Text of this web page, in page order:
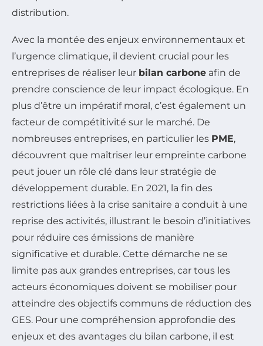
distribution.
Avec la montée des enjeux environnementaux et
l’urgence climatique, il devient crucial pour les
entreprises de réaliser leur bilan carbone afin de
prendre conscience de leur impact écologique. En
plus d’être un impératif moral, c’est également un
facteur de compétitivité sur le marché. De
nombreuses entreprises, en particulier les PME,
découvrent que maîtriser leur empreinte carbone
peut jouer un rôle clé dans leur stratégie de
développement durable. En 2021, la fin des
restrictions liées à la crise sanitaire a conduit à une
reprise des activités, illustrant le besoin d’initiatives
pour réduire ces émissions de manière
significative et durable. Cette démarche ne se
limite pas aux grandes entreprises, car tous les
acteurs économiques doivent se mobiliser pour
atteindre des objectifs communs de réduction des
GES. Pour une compréhension approfondie des
enjeux et des avantages du bilan carbone, il est